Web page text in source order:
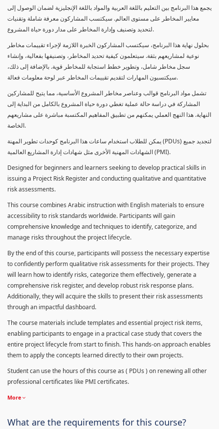
يجمع هذا البرنامج بين التعليم باللغة العربية والمواد باللغة الإنجليزية لضمان الوصول إلى
معايير المخاطر على مستوى العالم. سيكتسب المشاركون معرفة شاملة وتقنيات
لتحديد وتصنيف وإدارة المخاطر على مدار دورة حياة المشروع.
بحلول نهاية هذا البرنامج، سيكتسب المشاركون الخبرة اللازمة لإجراء تقييمات مخاطر
نوعية لمشاريعهم بثقة. سيتعلمون كيفية تحديد المخاطر، وتصنيفها بفعالية، وإنشاء
سجل مخاطر شامل، وتطوير خطط استجابة للمخاطر قوية. بالإضافة إلى ذلك،
سيكتسبون المهارات لتقديم تقييمات المخاطر عبر لوحة معلومات فعالة.
تشمل مواد البرنامج قوالب وعناصر مخاطر المشروع الأساسية، مما يتيح للمشاركين
المشاركة في دراسة حالة عملية تغطي دورة حياة المشروع بالكامل من البداية إلى
النهاية. هذا النهج العملي يمكنهم من تطبيق المفاهيم المكتسبة مباشرة على مشاريعهم
الخاصة.
يمكن للطلاب استخدام ساعات هذا البرنامج كوحدات تطوير المهنة (PDUs) لتجديد جميع
الشهادات المهنية الأخرى مثل شهادات إدارة المشاريع العالمية (PMI).
Designed for beginners and learners seeking to develop practical skills in
issuing a Project Risk Register and conducting qualitative and quantitative
risk assessments.
This course combines Arabic instruction with English materials to ensure
accessibility to risk standards worldwide. Participants will gain
comprehensive knowledge and techniques to identify, categorize, and
manage risks throughout the project lifecycle.
By the end of this course, participants will possess the necessary expertise
to confidently perform qualitative risk assessments for their projects. They
will learn how to identify risks, categorize them effectively, generate a
comprehensive risk register, and develop robust risk response plans.
Additionally, they will acquire the skills to present their risk assessments
through an impactful dashboard.
The course materials include templates and essential project risk items,
enabling participants to engage in a practical case study that covers the
entire project lifecycle from start to finish. This hands-on approach enables
them to apply the concepts learned directly to their own projects.
Student can use the hours of this course as ( PDUs ) on renewing all other
professional certificates like PMI certificates.
More
What are the requirements for this course?